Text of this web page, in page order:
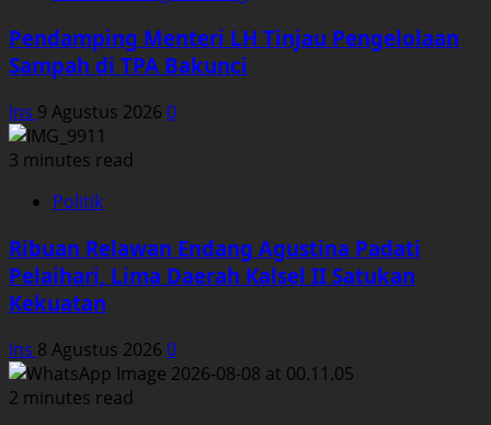
Pendamping Menteri LH Tinjau Pengelolaan
Sampah di TPA Bakunci
Ins 9 Agustus 2026 0
3 minutes read
Politik
Ribuan Relawan Endang Agustina Padati
Pelaihari, Lima Daerah Kalsel II Satukan
Kekuatan
Ins 8 Agustus 2026 0
2 minutes read